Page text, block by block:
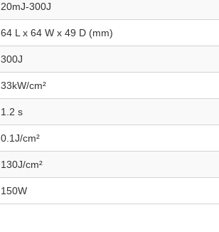
20mJ-300J
64 L x 64 W x 49 D (mm)
300J
33kW/cm²
1.2 s
0.1J/cm²
130J/cm²
150W